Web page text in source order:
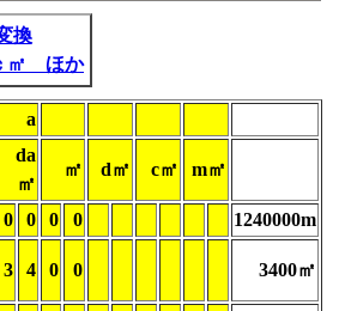
換
㎡ ほか
a
da
㎡
㎡ d㎡ c㎡ m㎡
0 0 0 0
1240000m
3 4 0 0 3400㎡